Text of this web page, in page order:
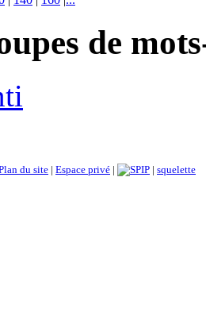
de
du site | Espace privé | | squelette